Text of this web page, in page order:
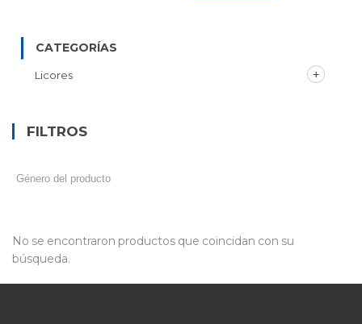
No se encontraron productos que coincidan con su
búsqueda.
CATEGORÍAS
Licores
FILTROS